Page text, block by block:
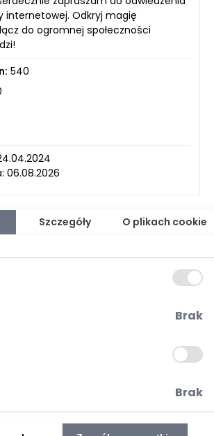
internetowej. Odkryj magię
do ogromnej społeczności
540
06.08.2026
Szczegóły O plikach cookie
Brak
Brak